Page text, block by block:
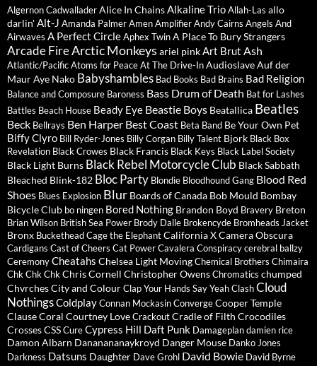
Algernon CadwalladerAlice In ChainsAlkaline TrioAllah-Las allo
darlin'Alt-J Amanda PalmerAmenAmplifierAndy Cairns Angels And
Airwaves A Perfect CircleAphex TwinA Place To Bury Strangers
Arcade FireArctic Monkeys ariel pinkArt Brut Ash
Atlantic/PacificAtoms for PeaceAt The Drive-InAudioslaveAuf der
MaurAye Nako Babyshambles Bad Books Bad Brains Bad Religion
Balance and Composure Baroness Bass Drum of Death Bat for Lashes
Battles Beach House Beady Eye Beastie Boys Beatallica Beatles
Beck Bellrays Ben Harper Best Coast Beta Band Be Your Own Pet
Biffy Clyro Bill Ryder-Jones Billy Corgan Billy Talent Bjork Black Box
Revelation Black Crowes Black Francis Black Keys Black Label Society
Black Light Burns Black Rebel Motorcycle Club Black Sabbath
Bleached Blink-182 Bloc Party Blondie Bloodhound Gang Blood Red
Shoes Blues Explosion Blur Boards of Canada Bob Mould Bombay
Bicycle Club bo ningen Bored Nothing Brandon Boyd Bravery Breton
Brian Wilson British Sea Power Brody Dalle Brokencyde Bromheads Jacket
Bronx BucketheadCage the ElephantCalifornia XCamera Obscura
Cardigans Cast of Cheers Cat PowerCavalera Conspiracycerebral ballzy
CeremonyCheatahs Chelsea Light MovingChemical Brothers Chimaira
Chk Chk ChkChris Cornell Christopher OwensChromatics chumped
ChvrchesCity and ColourClap Your Hands Say YeahClashCloud
NothingsColdplayConnan MockasinConvergeCooper Temple
ClauseCoral Courtney LoveCrackoutCradle of Filth Crocodiles
CrossesCSSCureCypress Hill Daft Punk Damageplandamien rice
Damon Albarn Dananananaykroyd Danger Mouse Danko Jones
Darkness Datsuns Daughter Dave Grohl David Bowie David Byrne